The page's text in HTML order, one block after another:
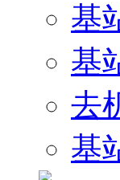
基
基
去
基